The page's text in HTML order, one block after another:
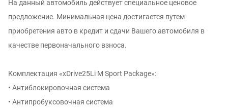
На данный автомобиль действует специальное ценовое
предложение. Минимальная цена достигается путем
приобретения авто в кредит и сдачи Вашего автомобиля в
качестве первоначального взноса.
Комплектация «xDrive25Li M Sport Package»:
• Антиблокировочная система
• Антипробуксовочная система